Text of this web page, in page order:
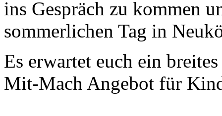
ins Gespräch zu kommen
sommerlichen Tag in
Es erwartet euch ein
Mit-Mach Angebot für